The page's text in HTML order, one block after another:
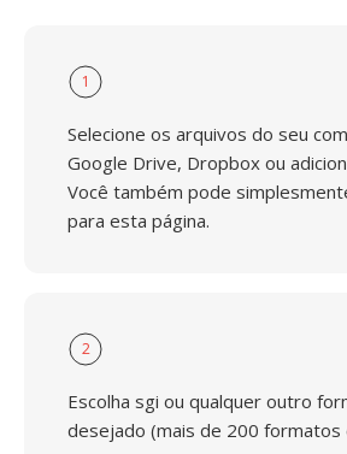
1
Selecione os arquivos do seu
Google Drive, Dropbox ou
Você também pode
para esta página.
2
Escolha sgi ou qualquer outro
desejado (mais de 200 formatos